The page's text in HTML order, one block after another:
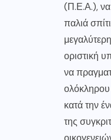
(Π.Ε.Α.), να
παλιά
οριστική
να
κατά την
της